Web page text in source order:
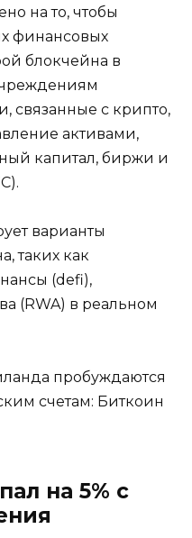
на то, чтобы
финансовых
блокчейна в
связанные с крипто,
активами,
капитал, биржи и
варианты
таких как
(defi),
(RWA) в реальном
пробуждаются
счетам: Биткоин
на 5% с